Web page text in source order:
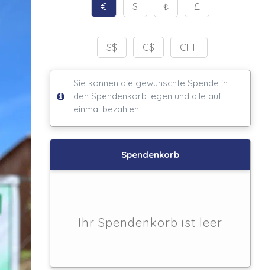
€ $ ₺ £
S$ C$ CHF
Sie können die gewünschte Spende in
den Spendenkorb legen und alle auf
einmal bezahlen.
Spendenkorb
Ihr Spendenkorb ist leer